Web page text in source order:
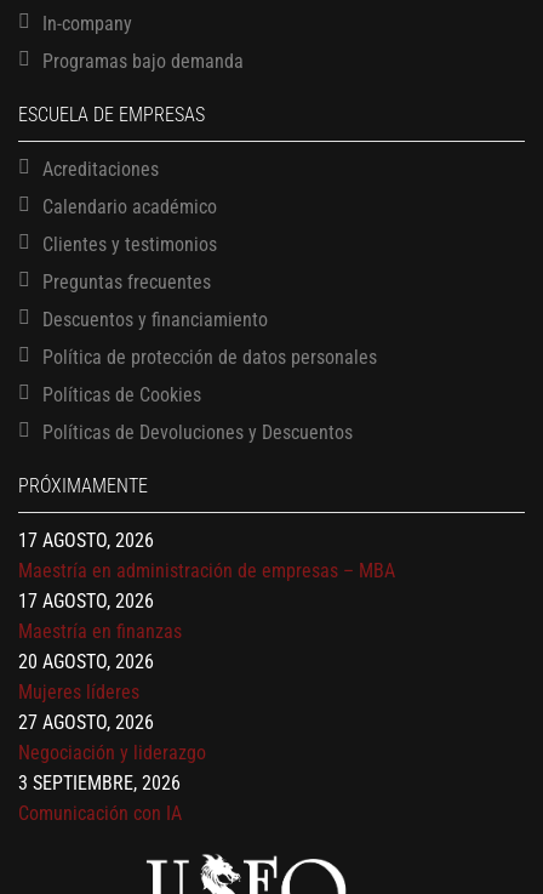
In-company
Programas bajo demanda
ESCUELA DE EMPRESAS
Acreditaciones
Calendario académico
Clientes y testimonios
Preguntas frecuentes
Descuentos y financiamiento
Política de protección de datos personales
Políticas de Cookies
Políticas de Devoluciones y Descuentos
PRÓXIMAMENTE
13 AGOSTO, 2026
Finanzas para no financieros
Gerencia de empresas familiares
17 AGOSTO, 2026
Maestría en administración de empresas – MBA
17 AGOSTO, 2026
Maestría en finanzas
20 AGOSTO, 2026
Mujeres líderes
27 AGOSTO, 2026
Negociación y liderazgo
3 SEPTIEMBRE, 2026
Comunicación con IA
7 SEPTIEMBRE, 2026